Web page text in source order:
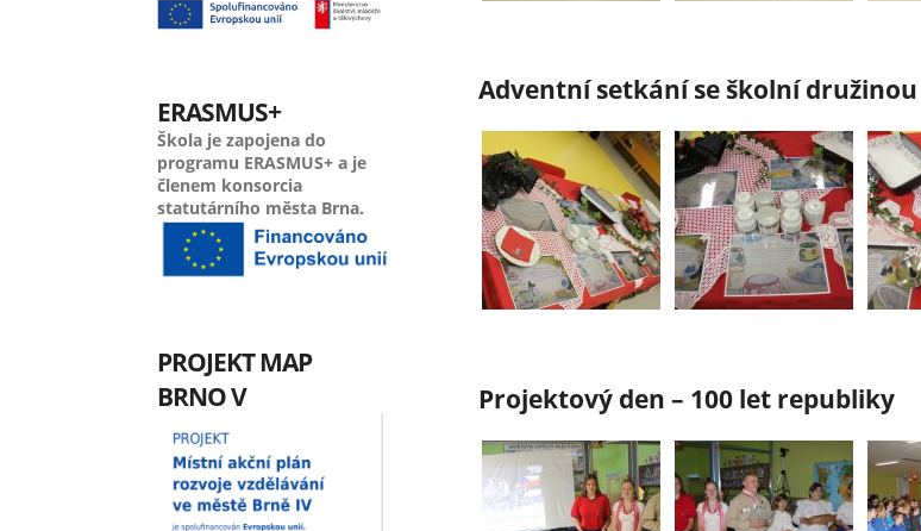
ERASMUS+
Škola je zapojena do
programu ERASMUS+ a je
členem konsorcia
statutárního města Brna.
PROJEKT MAP
BRNO V
Adventní setkání se školní družinou
Projektový den – 100 let republiky